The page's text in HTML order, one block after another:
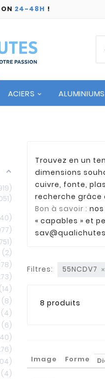
24-48H !
ACIERS ALUMINIUMS
40
2
78
14
8
4
6
4
Trouvez en un
dimensions
cuivre, fonte,
recherche grâce
Bon à savoir :
« capables » et
Filtres: 55NCDV7
8 produits
Image Forme